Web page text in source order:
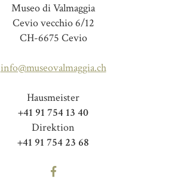
Museo di Valmaggia
Cevio vecchio 6/12
CH-6675 Cevio
info@museovalmaggia.ch
Hausmeister
+41 91 754 13 40
Direktion
+41 91 754 23 68